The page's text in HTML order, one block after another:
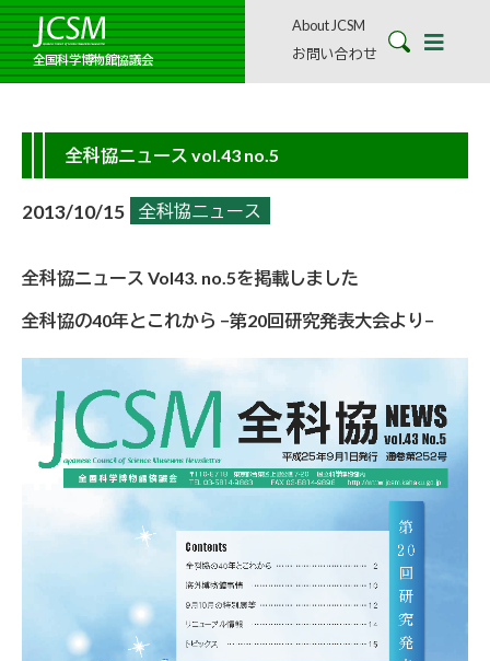
全国科学博物館協議会
About JCSM
お問い合わせ
全科協ニュース vol.43 no.5
2013/10/15 全科協ニュース
全科協ニュース Vol43. no.5を掲載しました
全科協の40年とこれから −第20回研究発表大会より−